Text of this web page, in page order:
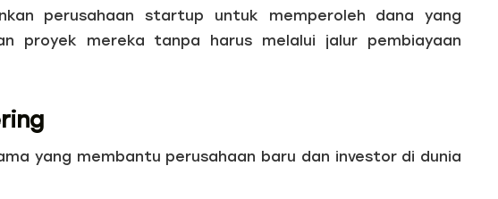
perusahaan startup untuk memperoleh dana yang
proyek mereka tanpa harus melalui jalur pembiayaan
yang membantu perusahaan baru dan investor di dunia